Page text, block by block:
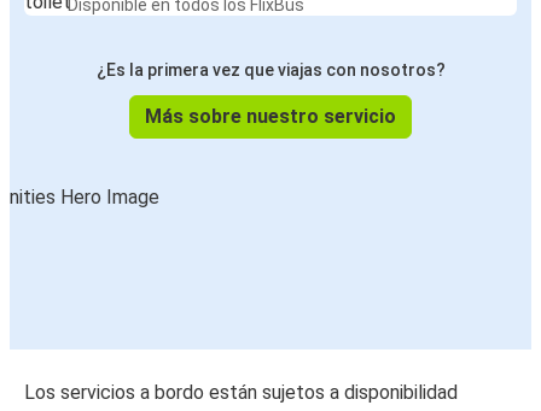
Disponible en todos los FlixBus
¿Es la primera vez que viajas con nosotros?
Más sobre nuestro servicio
Los servicios a bordo están sujetos a disponibilidad